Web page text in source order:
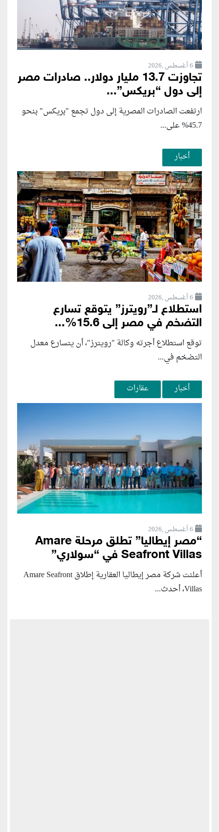
6 أغسطس ,2026
تجاوزت 13.7 مليار دولار.. صادرات مصر
إلى دول “بريكس”...
ارتفعت الصادرات المصرية إلى دول تجمع "بريكس" بنحو
45.7% على...
أخبار
6 أغسطس ,2026
استطلاع لـ”رويترز” يتوقع تسارع
التضخم في مصر إلى 15.6%...
توقع استطلاع أجرته وكالة "رويترز"، أن يتسارع ‌معدل
التضخم في...
أخبار عقارات
6 أغسطس ,2026
“مصر إيطاليا” تطلق مرحلة Amare
Seafront Villas في “سولاري”
أعلنت شركة مصر إيطاليا العقارية إطلاق Amare Seafront
Villas، أحدث...